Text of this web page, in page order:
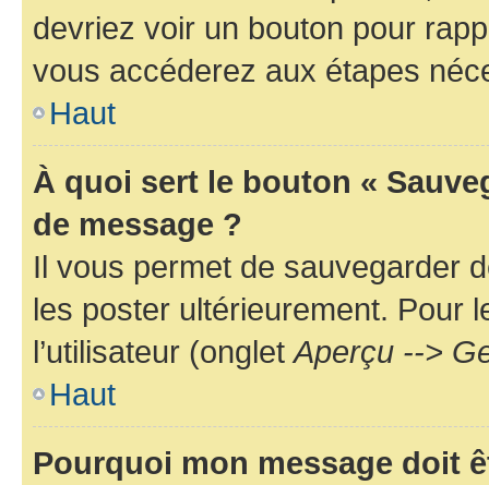
devriez voir un bouton pour
vous accéderez aux étapes
Haut
À quoi sert le bouton «
de message ?
Il vous permet de sauvegarder
les poster ultérieurement. Pour
l’utilisateur (onglet Aperçu -->
Haut
Pourquoi mon message doit